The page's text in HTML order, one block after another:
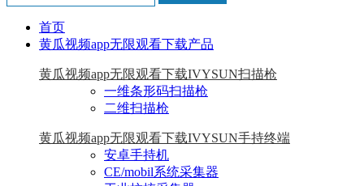
首页
黄瓜视频app无限观看下载产品
黄瓜视频app无限观看下载IVYSUN扫描枪
一维条形码扫描枪
二维扫描枪
黄瓜视频app无限观看下载IVYSUN手持终端
安卓手持机
CE/mobil系统采集器